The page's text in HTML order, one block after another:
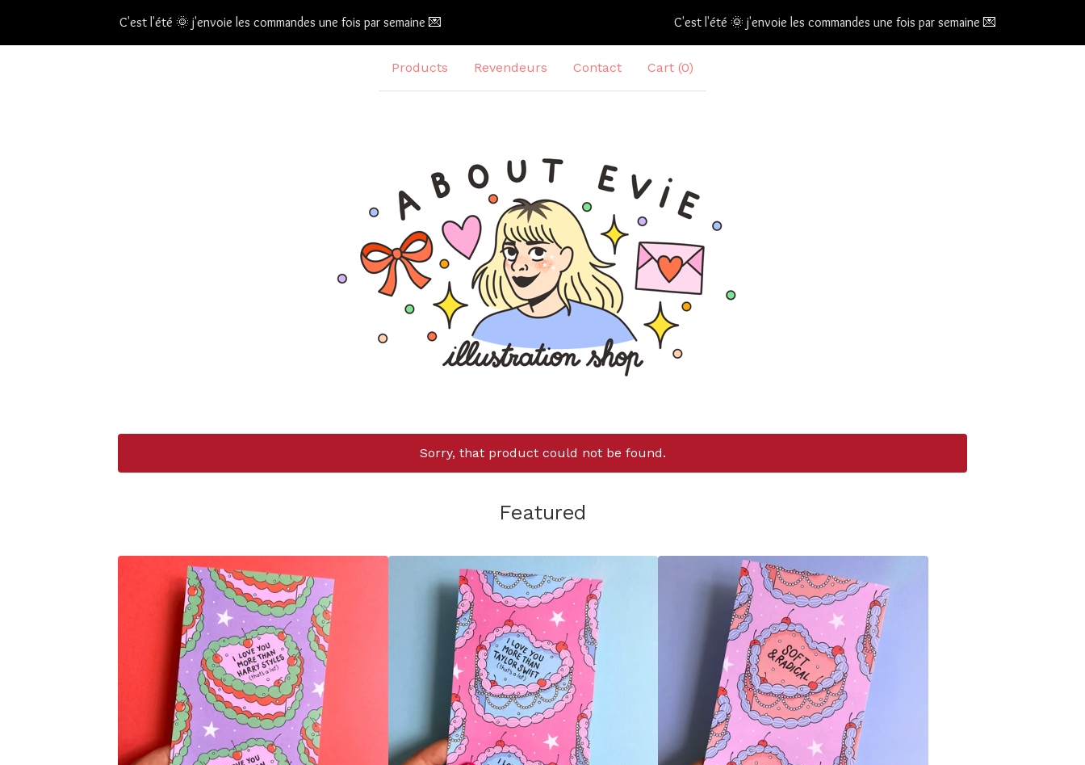
C'est l'été 🌞 j'envoie les commandes une fois par semaine 💌 C'est l'été 🌞 j'envoie les commandes une fois par semaine 💌
Products Revendeurs Contact Cart (0)
Sorry, that product could not be found.
Featured